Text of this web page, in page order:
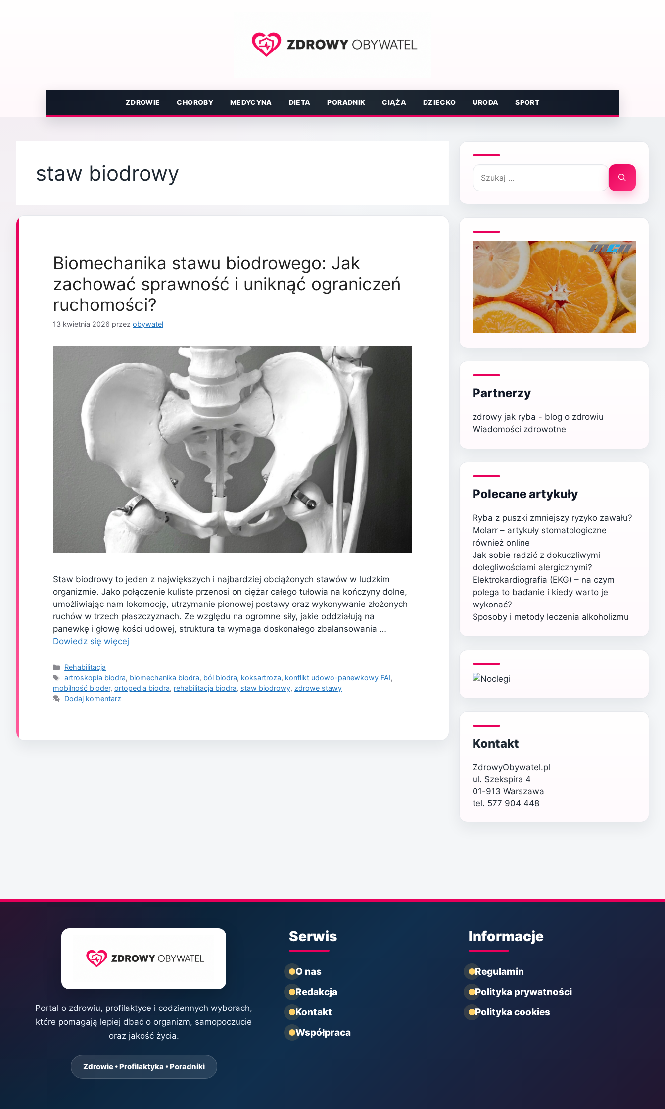
ZDROWIE CHOROBY MEDYCYNA DIETA PORADNIK CIĄŻA DZIECKO URODA SPORT
staw biodrowy
Biomechanika stawu biodrowego: Jak
zachować sprawność i uniknąć ograniczeń
ruchomości?
13 kwietnia 2026 przez obywatel
Staw biodrowy to jeden z największych i najbardziej obciążonych stawów w ludzkim
organizmie. Jako połączenie kuliste przenosi on ciężar całego tułowia na kończyny dolne,
umożliwiając nam lokomocję, utrzymanie pionowej postawy oraz wykonywanie złożonych
ruchów w trzech płaszczyznach. Ze względu na ogromne siły, jakie oddziałują na
panewkę i głowę kości udowej, struktura ta wymaga doskonałego zbalansowania …
Dowiedz się więcej
Kategorie
Rehabilitacja
Tagi
artroskopia biodra, biomechanika biodra, ból biodra, koksartroza, konflikt udowo-panewkowy FAI,
mobilność bioder, ortopedia biodra, rehabilitacja biodra, staw biodrowy, zdrowe stawy
Dodaj komentarz
Szukaj:
Partnerzy
zdrowy jak ryba - blog o zdrowiu
Wiadomości zdrowotne
Polecane artykuły
Ryba z puszki zmniejszy ryzyko zawału?
Molarr – artykuły stomatologiczne
również online
Jak sobie radzić z dokuczliwymi
dolegliwościami alergicznymi?
Elektrokardiografia (EKG) – na czym
polega to badanie i kiedy warto je
wykonać?
Sposoby i metody leczenia alkoholizmu
Kontakt
ZdrowyObywatel.pl
ul. Szekspira 4
01-913 Warszawa
tel. 577 904 448
Portal o zdrowiu, profilaktyce i codziennych wyborach,
które pomagają lepiej dbać o organizm, samopoczucie
oraz jakość życia.
Zdrowie • Profilaktyka • Poradniki
Serwis
O nas
Redakcja
Kontakt
Współpraca
Informacje
Regulamin
Polityka prywatności
Polityka cookies